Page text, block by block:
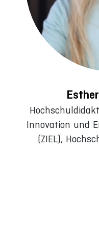
Innovation und
(ZIEL),